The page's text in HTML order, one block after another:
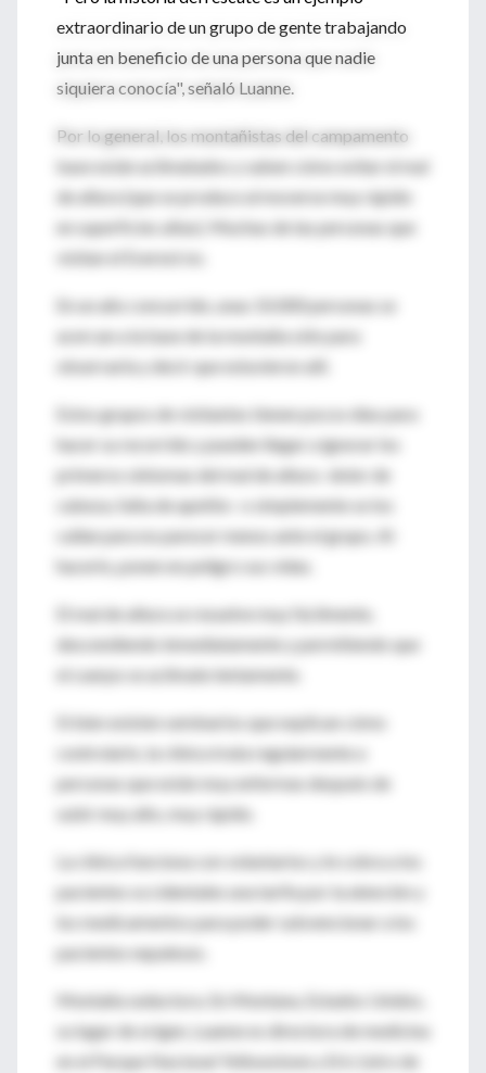
extraordinario de un grupo de gente trabajando
junta en beneficio de una persona que nadie
siquiera conocía", señaló Luanne.
Por lo general, los montañistas del campamento
base están aclimatados y saben cómo evitar el mal
de altura (que se produce al moverse muy rápido
en superficies altas). Muchas de las personas que
visitan el Everest no.
En un año concurrido, unas 10.000 personas se
acercan a la base de la montaña sólo para
observarla y decir que estuvieron allí.
Estos grupos de visitantes tienen pocos días para
hacer su recorrido y pueden llegar a ignorar los
primeros síntomas del mal de altura -dolor de
cabeza, falta de apetito- o simplemente se los
callan para no parecer menos ante el grupo. Al
hacerlo, ponen en peligro sus vidas.
El mal de altura se resuelve muy fácilmente,
descendiendo inmediatamente y permitiendo que
el cuerpo se aclimate lentamente.
Si bien existen seminarios que explican cómo
controlarlo, la clínica trata regularmente a
personas que están muy enfermas después de
subir muy alto, muy rápido.
La clínica funciona con voluntarios y le cobra a los
pacientes occidentales una tarifa por la atención y
los medicamentos para poder subvencionar a los
pacientes nepaleses.
Montaña seductora. En Montana, Estados Unidos,
su lugar de origen, Luanne es directora de medicina
en el Parque Nacional Yellowstone y Eric (otro de